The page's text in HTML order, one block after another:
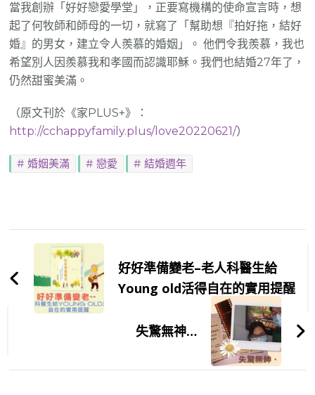
當我創辦「好好戀愛學堂」，正要寫機構的使命宣言時，想
起了何牧師和師母的一切，就寫了「幫助想『拍好拖，結好
婚』的男女，建立令人羨慕的婚姻」。 他們令我羨慕，我也
希望別人因羨慕我和孝國而認識耶穌。我們也結婚27年了，
仍然甜蜜美滿。
（原文刊於《家PLUS+》：
http://cchappyfamily.plus/love20220621/）
婚姻美滿 戀愛 結婚週年
Post
Navigation好好準備變老–老人科醫生給
Young old活得自在的實用提醒
失驚無神…